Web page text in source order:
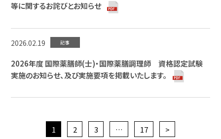
等に関するお詫びとお知らせ
2026.02.19 記事
2026年度 国際薬膳師(士)・国際薬膳調理師 資格認定試験
実施のお知らせ、及び実施要項を掲載いたします。
1 2 3 … 17 >